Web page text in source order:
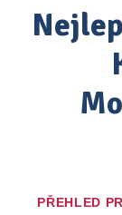
PŘEHLED